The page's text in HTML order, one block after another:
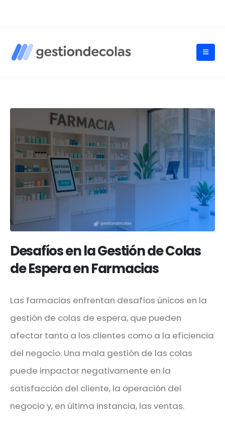
Desafíos en la Gestión de Colas
de Espera en Farmacias
Las farmacias enfrentan desafíos únicos en la
gestión de colas de espera, que pueden
afectar tanto a los clientes como a la eficiencia
del negocio. Una mala gestión de las colas
puede impactar negativamente en la
satisfacción del cliente, la operación del
negocio y, en última instancia, las ventas.